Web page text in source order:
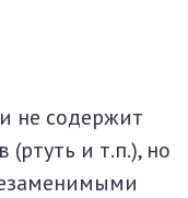
не содержит
и т.п.), но